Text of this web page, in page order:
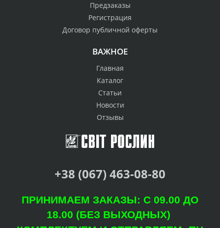
Предзаказы
Регистрация
Договор публичной оферты
ВАЖНОЕ
Главная
Каталог
Статьи
Новости
Отзывы
+38 (067) 463-08-80
ПРИНИМАЕМ ЗАКАЗЫ: С 09.00 ДО
18.00 (БЕЗ ВЫХОДНЫХ)